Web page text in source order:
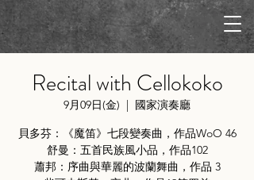
Recital with Cellokoko
9月09日(金)
  |
國家演奏廳
貝多芬：《魔笛》七段變奏曲，作品WoO 46
舒曼：五首民族風小品，作品102
蕭邦：序曲與華麗的波蘭舞曲，作品 3